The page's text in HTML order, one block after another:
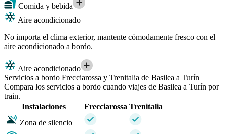
Comida y bebida
Aire acondicionado
No importa el clima exterior, mantente cómodamente fresco con el
aire acondicionado a bordo.
Aire acondicionado
Servicios a bordo Frecciarossa y Trenitalia de Basilea a Turín
Compara los servicios a bordo cuando viajes de Basilea a Turín por
train.
Instalaciones
Frecciarossa Trenitalia
Zona de silencio